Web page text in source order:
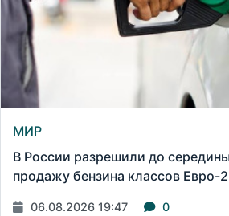
МИР
В России разрешили до
продажу бензина классов Евро-
06.08.2026 19:47 0